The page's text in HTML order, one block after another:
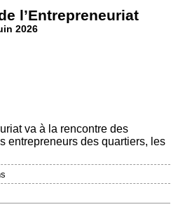
l’Entrepreneuriat
2026
va à la rencontre des
entrepreneurs des quartiers, les